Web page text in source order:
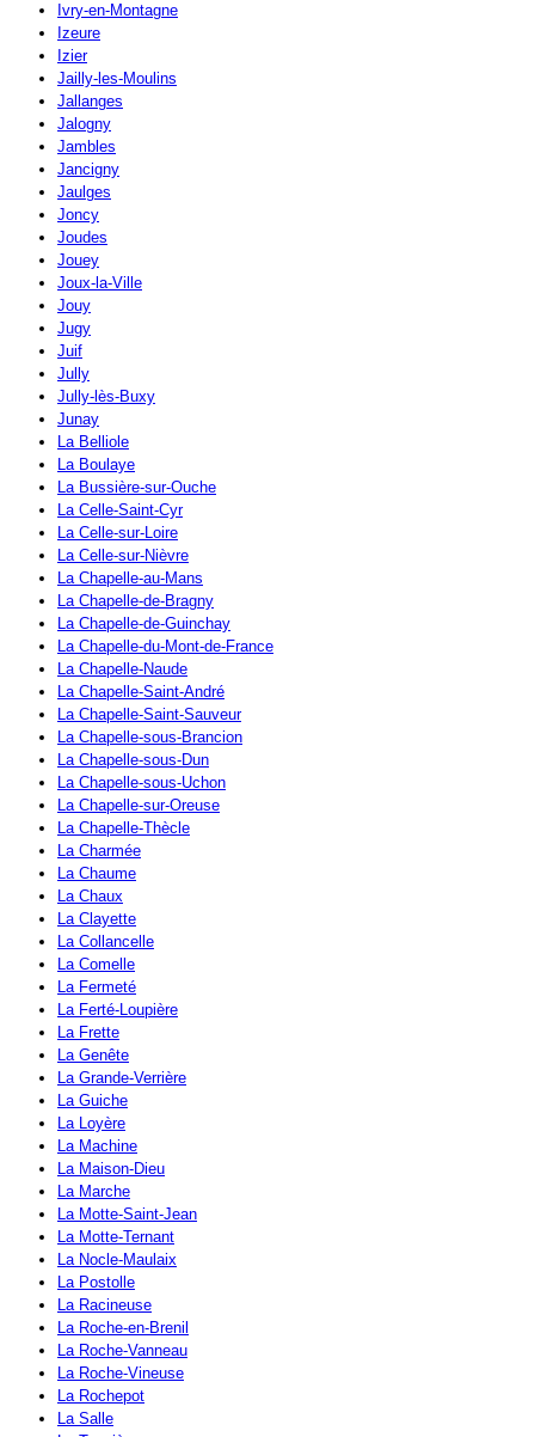
Ivry-en-Montagne
Izeure
Izier
Jailly-les-Moulins
Jallanges
Jalogny
Jambles
Jancigny
Jaulges
Joncy
Joudes
Jouey
Joux-la-Ville
Jouy
Jugy
Juif
Jully
Jully-lès-Buxy
Junay
La Belliole
La Boulaye
La Bussière-sur-Ouche
La Celle-Saint-Cyr
La Celle-sur-Loire
La Celle-sur-Nièvre
La Chapelle-au-Mans
La Chapelle-de-Bragny
La Chapelle-de-Guinchay
La Chapelle-du-Mont-de-France
La Chapelle-Naude
La Chapelle-Saint-André
La Chapelle-Saint-Sauveur
La Chapelle-sous-Brancion
La Chapelle-sous-Dun
La Chapelle-sous-Uchon
La Chapelle-sur-Oreuse
La Chapelle-Thècle
La Charmée
La Chaume
La Chaux
La Clayette
La Collancelle
La Comelle
La Fermeté
La Ferté-Loupière
La Frette
La Genête
La Grande-Verrière
La Guiche
La Loyère
La Machine
La Maison-Dieu
La Marche
La Motte-Saint-Jean
La Motte-Ternant
La Nocle-Maulaix
La Postolle
La Racineuse
La Roche-en-Brenil
La Roche-Vanneau
La Roche-Vineuse
La Rochepot
La Salle